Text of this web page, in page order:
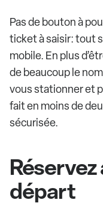
Pas de bouton à
ticket à saisir: tout
mobile. En plus
de beaucoup le
vous stationner et
fait en moins de
sécurisée.
départ